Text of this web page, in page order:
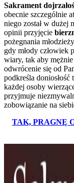
Sakrament
obecnie szczególnie
niego został w dużej
opinii przyjęcie
pożegnania
gdy młody człowiek
wiary, tak aby
odwrócenie się od
podkreśla
każdej osoby
przyjmuje
zobowiązanie na
TAK, PRAGNĘ